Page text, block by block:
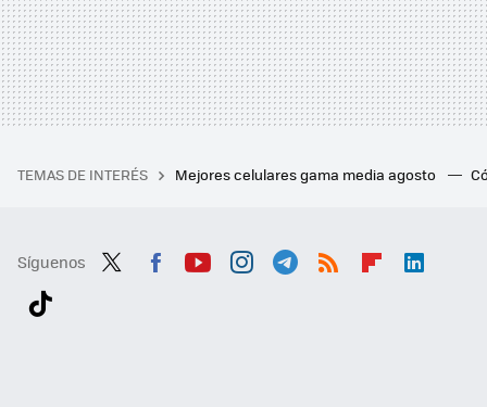
TEMAS DE INTERÉS Mejores celulares gama media agosto
Síguenos